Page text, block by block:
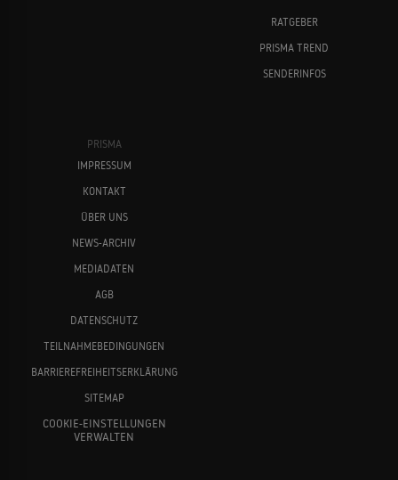
RATGEBER
PRISMA TREND
SENDERINFOS
PRISMA
IMPRESSUM
KONTAKT
ÜBER UNS
NEWS-ARCHIV
MEDIADATEN
AGB
DATENSCHUTZ
TEILNAHMEBEDINGUNGEN
BARRIEREFREIHEITSERKLÄRUNG
SITEMAP
COOKIE-EINSTELLUNGEN
VERWALTEN